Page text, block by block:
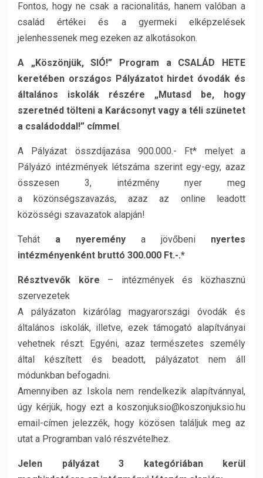
Fontos, hogy ne csak a racionalitás, hanem valóban a
család értékei és a gyermeki elképzelések
jelenhessenek meg ezeken az alkotásokon.
A „Köszönjük, SIÓ!” Program a CSALÁD HETE
keretében országos Pályázatot hirdet óvodák és
általános iskolák részére „Mutasd be, hogy
szeretnéd tölteni a Karácsonyt vagy a téli szünetet
a családoddal!” címmel.
A Pályázat összdíjazása 900.000.- Ft* melyet a
Pályázó intézmények létszáma szerint egy-egy, azaz
összesen 3, intézmény nyer meg
a közönségszavazás, azaz az online leadott
közösségi szavazatok alapján!
Tehát a nyeremény a jövőbeni nyertes
intézményenként bruttó 300.000 Ft.-.*
Résztvevők köre – intézmények és közhasznú
szervezetek
A pályázaton kizárólag magyarországi óvodák és
általános iskolák, illetve, ezek támogató alapítványai
vehetnek részt. Egyéni, azaz természetes személy
által készített és beadott, pályázatot nem áll
módunkban befogadni.
Amennyiben az Iskola nem rendelkezik alapítvánnyal,
úgy kérjük, hogy ezt a koszonjuksio@koszonjuksio.hu
email-címen jelezzék, hogy közösen találjuk meg az
utat a Programban való részvételhez.
Jelen pályázat 3 kategóriában kerül